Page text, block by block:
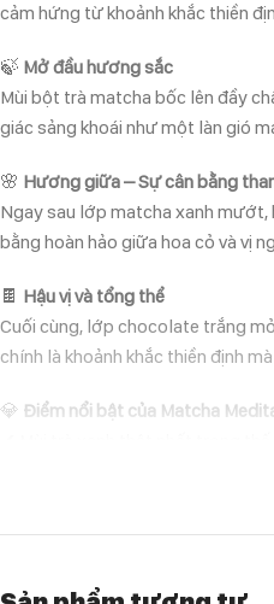
cảm hứng từ khoảnh khắc thiền
🍃 Mở đầu hương sắc
Mùi bột trà matcha bốc lên đầy
giác sảng khoái như một làn gió
🌸 Hương giữa – Sự cân bằng
Ngay sau lớp matcha xanh mướt,
bằng hoàn hảo giữa hoa cỏ và vị
🍫 Hậu vị và tổng thể
Cuối cùng, lớp chocolate trắng
chính là khoảnh khắc thiền định
💎 Điểm nổi bật của Matcha
✔ Biến chuyển tinh tế từ matcha
Matcha Meditation phù hợp cho